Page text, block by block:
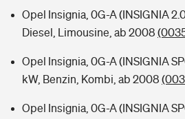
Opel Insignia, 0G-A (INSIGNIA
Diesel, Limousine, ab 2008
Opel Insignia, 0G-A (INSIGNIA
kW, Benzin, Kombi, ab 2008
Opel Insignia, 0G-A (INSIGNIA